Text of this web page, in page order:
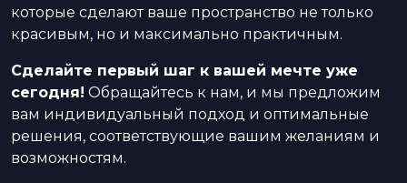
которые сделают ваше пространство не только
красивым, но и максимально практичным.
Сделайте первый шаг к вашей мечте уже
сегодня! Обращайтесь к нам, и мы предложим
вам индивидуальный подход и оптимальные
решения, соответствующие вашим желаниям и
возможностям.